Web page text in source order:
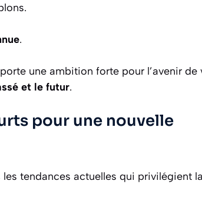
.
une ambition forte pour l’avenir de
et le futur.
pour une nouvelle
tendances actuelles qui privilégient la